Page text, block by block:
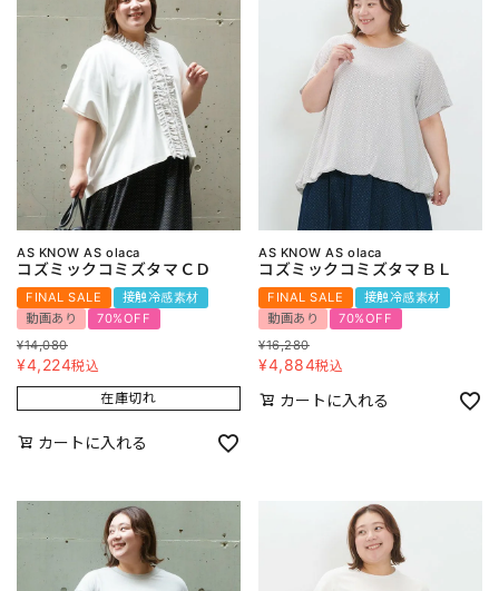
AS KNOW AS olaca
コズミックコミズタマＣＤ
FINAL SALE
接触冷感素材
動画あり
70%OFF
¥14,080
¥4,224税込
在庫切れ
カートに入れる
AS KNOW AS olaca
コズミックコミズタマＢＬ
FINAL SALE
接触冷感素材
動画あり
70%OFF
¥16,280
¥4,884税込
カートに入れる